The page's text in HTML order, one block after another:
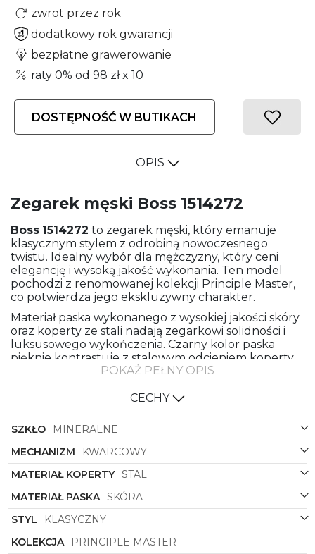
zwrot przez rok
dodatkowy rok gwarancji
bezpłatne grawerowanie
raty 0% od 98 złx 10
DOSTĘPNOŚĆ W BUTIKACH
OPIS
Zegarek męski Boss 1514272
Boss 1514272 to zegarek męski, który emanuje
klasycznym stylem z odrobiną nowoczesnego
twistu. Idealny wybór dla mężczyzny, który ceni
elegancję i wysoką jakość wykonania. Ten model
pochodzi z renomowanej kolekcji Principle Master,
co potwierdza jego ekskluzywny charakter.
Materiał paska wykonanego z wysokiej jakości skóry
oraz koperty ze stali nadają zegarkowi solidności i
luksusowego wykończenia. Czarny kolor paska
pięknie kontrastuje z stalowym odcieniem koperty,
tworząc harmonijną kompozycję kolorystyczną.
Okrągła forma koperty dodaje zegarkowi
subtelności i klasycznej elegancji, idealnie
zegarkowi charakteru i podkreśla jego prestiżowy
charakter.
Boss 1514272to nie tylko zwykły zegarek, to wyraz
luksusu, stylu i elegancji. Idealny towarzysz dla
mężczyzny, który ceni wysoką jakość, prestiżowe
marki i ponadczasowy design. Ten zegarek z
pewnością stanie się nieodłącznym elementem
męskiej garderoby, podkreślając indywidualny styl
noszącego go mężczyzny.
POKAŻ PEŁNY OPIS
CECHY
SZKŁO
MINERALNE
MECHANIZM
KWARCOWY
MATERIAŁ KOPERTY STAL
MATERIAŁ PASKA SKÓRA
STYL
KLASYCZNY
KOLEKCJA
PRINCIPLE MASTER